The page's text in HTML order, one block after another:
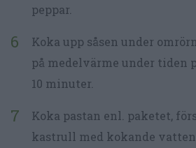
peppar.
Koka upp såsen under
på medelvärme under tiden
10 minuter.
Koka pastan enl. paketet,
kastrull med kokande